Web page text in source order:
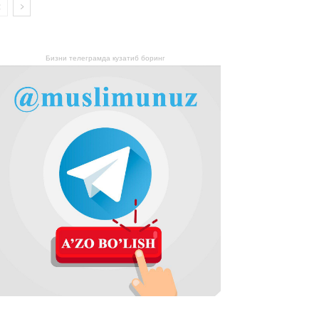
Бизни телеграмда кузатиб боринг